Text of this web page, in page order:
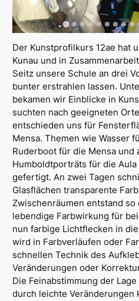
Der Kunstprofilkurs 12ae hat
Kunau und in
Seitz unsere Schule an drei
bunter erstrahlen lassen.
bekamen wir Einblicke in
suchten nach geeigneten
entschieden uns für
Mensa. Themen wie Wasser
Ruderboot für die Mensa und
Humboldtporträts für die
gefertigt. An zwei Tagen
Glasflächen transparente
Zwischenräumen entstand
lebendige Farbwirkung für
nun farbige Lichtflecken in
wird in Farbverläufen oder
schnellen Technik des
Veränderungen oder
Die Feinabstimmung der
durch leichte Veränderungen